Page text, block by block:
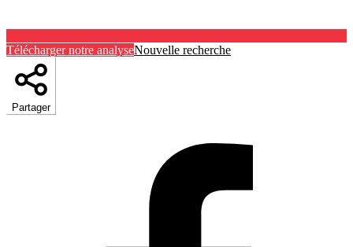
Télécharger notre analyseNouvelle recherche
Partager